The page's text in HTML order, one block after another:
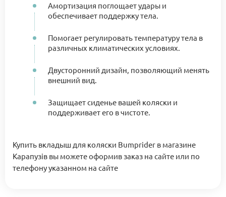
Амортизация поглощает удары и
обеспечивает поддержку тела.
Помогает регулировать температуру тела в
различных климатических условиях.
Двусторонний дизайн, позволяющий менять
внешний вид.
Защищает сиденье вашей коляски и
поддерживает его в чистоте.
Купить вкладыш для коляски Bumprider в магазине
Карапузів вы можете оформив заказ на сайте или по
телефону указанном на сайте